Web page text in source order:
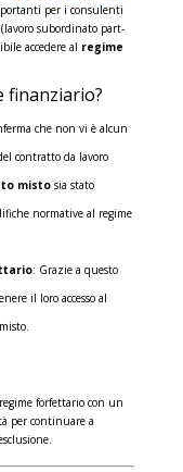
per i consulenti
subordinato part-
accedere al regime
finanziario?
che non vi è alcun
contratto da lavoro
mistosia stato
normative al regime
: Grazie a questo
il loro accesso al
forfettario con un
per continuare a